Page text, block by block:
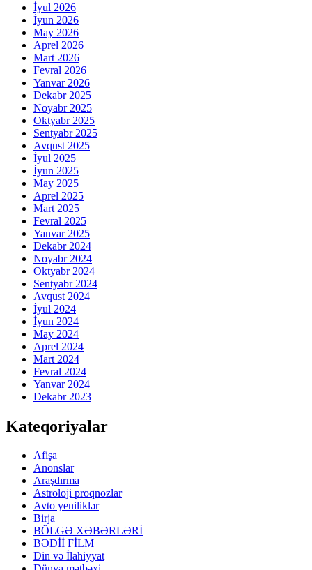
İyul 2026
İyun 2026
May 2026
Aprel 2026
Mart 2026
Fevral 2026
Yanvar 2026
Dekabr 2025
Noyabr 2025
Oktyabr 2025
Sentyabr 2025
Avqust 2025
İyul 2025
İyun 2025
May 2025
Aprel 2025
Mart 2025
Fevral 2025
Yanvar 2025
Dekabr 2024
Noyabr 2024
Oktyabr 2024
Sentyabr 2024
Avqust 2024
İyul 2024
İyun 2024
May 2024
Aprel 2024
Mart 2024
Fevral 2024
Yanvar 2024
Dekabr 2023
Kateqoriyalar
Afişa
Anonslar
Araşdırma
Astroloji proqnozlar
Avto yeniliklər
Birja
BÖLGƏ XƏBƏRLƏRİ
BƏDİİ FİLM
Din və İlahiyyat